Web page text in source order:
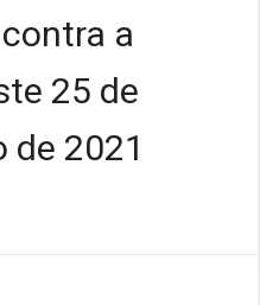
a
25 de
de 2021